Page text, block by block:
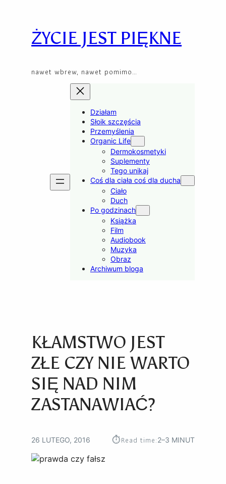
contentŻYCIE JEST PIĘKNE
nawet wbrew, nawet pomimo…
Działam
Słoik szczęścia
Przemyślenia
Organic Life
Dermokosmetyki
Suplementy
Tego unikaj
Coś dla ciała coś dla ducha
Ciało
Duch
Po godzinach
Książka
Film
Audiobook
Muzyka
Obraz
Archiwum bloga
KŁAMSTWO JEST
ZŁE CZY NIE WARTO
SIĘ NAD NIM
ZASTANAWIAĆ?
26 LUTEGO, 2016 ⏱︎Read time:2–3 MINUT